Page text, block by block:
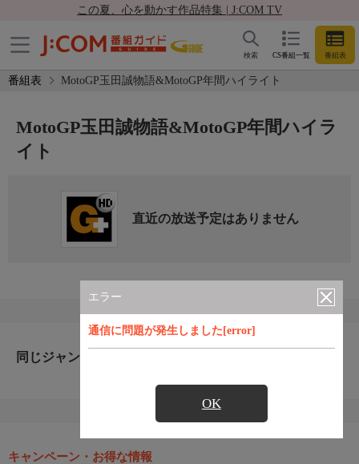
この夏、心を動かす作品特集 | J:COM TV
CS番組一覧 番組表
検索
番組表 MotoGP玉田誠物語&MotoGP年間ハイライト
エラー
通信に問題が発生しました[error]
OK
MotoGP玉田誠物語&MotoGP年間ハイラ
イト
直近の放送予定はありません
同じジャンルのおすすめ番組
キャンペーン・お得な情報